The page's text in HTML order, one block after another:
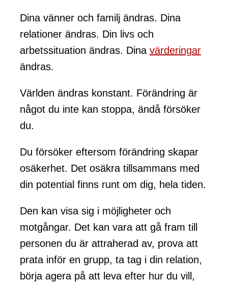
Dina vänner och familj ändras. Dina
relationer ändras. Din livs och
arbetssituation ändras. Dina värderingar
ändras.
Världen ändras konstant. Förändring är
något du inte kan stoppa, ändå försöker
du.
Du försöker eftersom förändring skapar
osäkerhet. Det osäkra tillsammans med
din potential finns runt om dig, hela tiden.
Den kan visa sig i möjligheter och
motgångar. Det kan vara att gå fram till
personen du är attraherad av, prova att
prata inför en grupp, ta tag i din relation,
börja agera på att leva efter hur du vill,